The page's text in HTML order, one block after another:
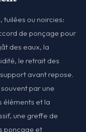
tuilées ou noircies:
de ponçage pour
des eaux, la
le retrait des
avant repose.
par une
éléments et la
une greffe de
ponçage et